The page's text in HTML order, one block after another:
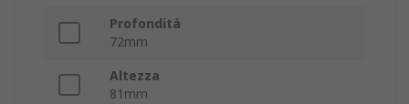
Profondità
72mm
Altezza
81mm